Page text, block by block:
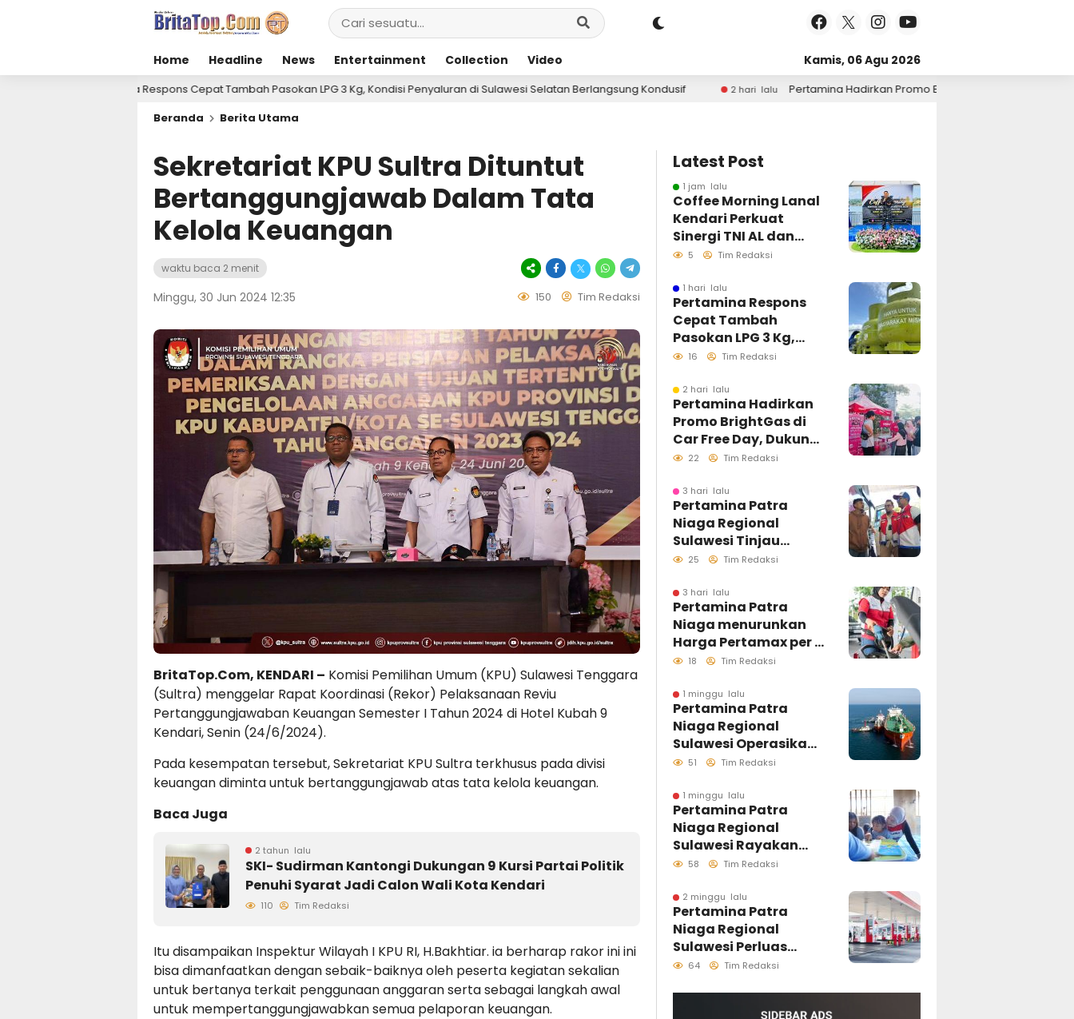
Home Headline News Entertainment Collection Video Kamis, 06 Agu 2026
Respons Cepat Tambah Pasokan LPG 3 Kg, Kondisi Penyaluran di Sulawesi Selatan Berlangsung Kondusif 2 hari lalu
Pertamina Hadirkan Promo BrightGas di Car Free Day, Dukung LPG 3 Kg Tepat
Beranda
Berita Utama
Sekretariat KPU Sultra Dituntut
Bertanggungjawab Dalam Tata
Kelola Keuangan
waktu baca 2 menit
Minggu, 30 Jun 2024 12:35 150 Tim Redaksi
BritaTop.Com, KENDARI – Komisi Pemilihan Umum (KPU) Sulawesi Tenggara
(Sultra) menggelar Rapat Koordinasi (Rekor) Pelaksanaan Reviu
Pertanggungjawaban Keuangan Semester I Tahun 2024 di Hotel Kubah 9
Kendari, Senin (24/6/2024).
Pada kesempatan tersebut, Sekretariat KPU Sultra terkhusus pada divisi
keuangan diminta untuk bertanggungjawab atas tata kelola keuangan.
Baca Juga
2 tahun lalu
SKI- Sudirman Kantongi Dukungan 9 Kursi Partai Politik
Penuhi Syarat Jadi Calon Wali Kota Kendari
110 Tim Redaksi
Itu disampaikan Inspektur Wilayah I KPU RI, H.Bakhtiar. ia berharap rakor ini ini
bisa dimanfaatkan dengan sebaik-baiknya oleh peserta kegiatan sekalian
untuk bertanya terkait penggunaan anggaran serta sebagai langkah awal
untuk mempertanggungjawabkan semua pelaporan keuangan.
Latest Post
1 jam lalu
Coffee Morning Lanal
Kendari Perkuat
Sinergi TNI AL dan
Insan Pers Wujudkan
5 Tim Redaksi
1 hari lalu
Pertamina Respons
Cepat Tambah
Pasokan LPG 3 Kg,
Kondisi Penyaluran di
Berlangsung
Kondusif
16 Tim Redaksi
2 hari lalu
Pertamina Hadirkan
Promo BrightGas di
Car Free Day, Dukung
LPG 3 Kg Tepat
22 Tim Redaksi
3 hari lalu
Pertamina Patra
Niaga Regional
Sulawesi Tinjau
Langsung Pelayanan
Pastikan Distribusi
Biosolar Berjalan
Optimal
25 Tim Redaksi
3 hari lalu
Pertamina Patra
Niaga menurunkan
Harga Pertamax per 1
Agustus 2026
18 Tim Redaksi
1 minggu lalu
Pertamina Patra
Niaga Regional
Sulawesi Operasikan
Perdana Ship to Ship
Distribusi B50 di
Kawasan Timur
Sulawesi
51 Tim Redaksi
1 minggu lalu
Pertamina Patra
Niaga Regional
Sulawesi Rayakan
Hari Anak Nasional
Pesisir, Ruang
Tumbuh Generasi
Penjaga Pesisir
58 Tim Redaksi
2 minggu lalu
Pertamina Patra
Niaga Regional
Sulawesi Perluas
Penyaluran Biosolar
64 Tim Redaksi